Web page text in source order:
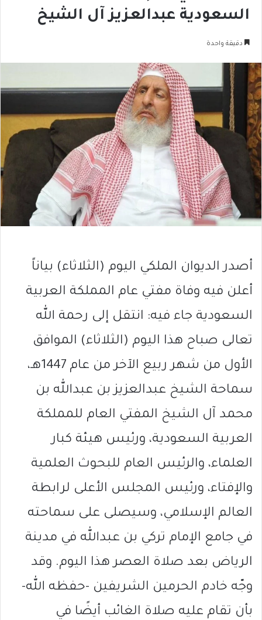
السعودية عبدالعزيز آل الشيخ
دقيقة واحدة
أصدر الديوان الملكي اليوم (الثلاثاء) بياناً
أعلن فيه وفاة مفتي عام المملكة العربية
السعودية جاء فيه: انتقل إلى رحمة الله
تعالى صباح هذا اليوم (الثلاثاء) الموافق
الأول من شهر ربيع الآخر من عام 1447هـ،
سماحة الشيخ عبدالعزيز بن عبدالله بن
محمد آل الشيخ المفتي العام للمملكة
العربية السعودية، ورئيس هيئة كبار
العلماء، والرئيس العام للبحوث العلمية
والإفتاء، ورئيس المجلس الأعلى لرابطة
العالم الإسلامي، وسيصلى على سماحته
في جامع الإمام تركي بن عبدالله في مدينة
الرياض بعد صلاة العصر هذا اليوم. وقد
وجّه خادم الحرمين الشريفين -حفظه الله-
بأن تقام عليه صلاة الغائب أيضًا في